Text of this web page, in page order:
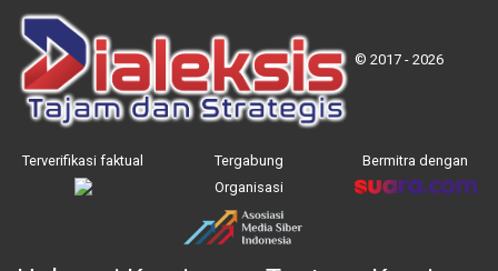
© 2017 - 2026
Terverifikasi faktual
Tergabung
Organisasi
Bermitra dengan